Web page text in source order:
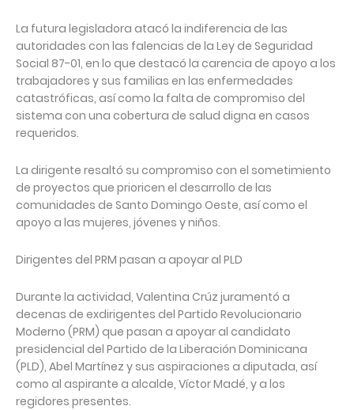
La futura legisladora atacó la indiferencia de las
autoridades con las falencias de la Ley de Seguridad
Social 87-01, en lo que destacó la carencia de apoyo a los
trabajadores y sus familias en las enfermedades
catastróficas, así como la falta de compromiso del
sistema con una cobertura de salud digna en casos
requeridos.
La dirigente resaltó su compromiso con el sometimiento
de proyectos que prioricen el desarrollo de las
comunidades de Santo Domingo Oeste, así como el
apoyo a las mujeres, jóvenes y niños.
Dirigentes del PRM pasan a apoyar al PLD
Durante la actividad, Valentina Crúz juramentó a
decenas de exdirigentes del Partido Revolucionario
Moderno (PRM) que pasan a apoyar al candidato
presidencial del Partido de la Liberación Dominicana
(PLD), Abel Martínez y sus aspiraciones a diputada, así
como al aspirante a alcalde, Víctor Madé, y a los
regidores presentes.